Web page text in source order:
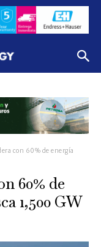
con 60% de energía
60% de
1,500 GW